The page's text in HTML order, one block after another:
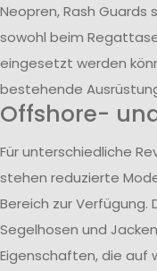
Neopren, Rash
sowohl beim
eingesetzt werden
bestehende
Offshore-
Für unterschiedliche
stehen reduzierte
Bereich zur
Segelhosen und
Eigenschaften, die auf